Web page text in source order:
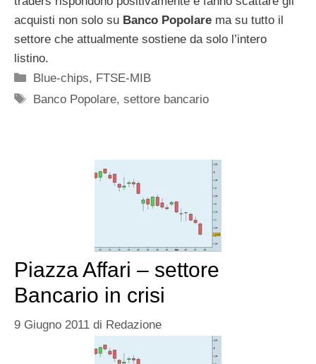
acquisti non solo su Banco Popolare ma su tutto il
settore che attualmente sostiene da solo l’intero
listino.
Categorie
Blue-chips, FTSE-MIB
Tag
Banco Popolare,settore bancario
Piazza Affari – settore
Bancario in crisi
9 Giugno 2011 di Redazione